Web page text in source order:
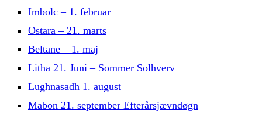
Imbolc – 1. februar
Ostara – 21. marts
Beltane – 1. maj
Litha 21. Juni – Sommer Solhverv
Lughnasadh 1. august
Mabon 21. september Efterårsjævndøgn